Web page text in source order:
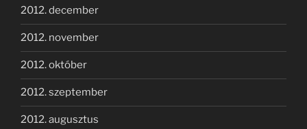
2012. december
2012. november
2012. október
2012. szeptember
2012. augusztus